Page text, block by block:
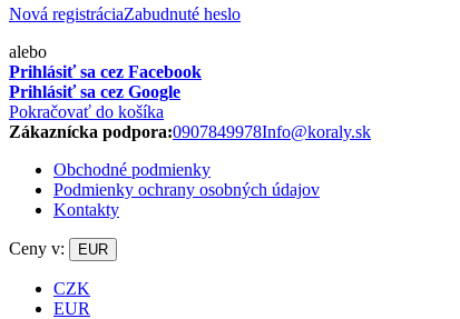
Nová registráciaZabudnuté heslo
alebo
Prihlásiť sa cez Facebook
Prihlásiť sa cez Google
Pokračovať do košíka
Zákaznícka podpora:0907849978Info@koraly.sk
Obchodné podmienky
Podmienky ochrany osobných údajov
Kontakty
Ceny v: EUR
CZK
EUR